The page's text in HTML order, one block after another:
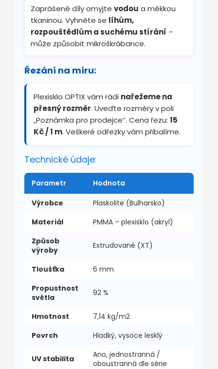
Zaprášené díly omyjte vodou a měkkou
tkaninou. Vyhněte se líhům,
rozpouštědlům a suchému stírání –
může způsobit mikroškrábance.
Řezání na míru:
Plexisklo OPTIX vám rádi nařežeme na
přesný rozměr. Uveďte rozměry v poli
„Poznámka pro prodejce“. Cena řezu: 15
Kč / 1 m. Veškeré odřezky vám přibalíme.
Technické údaje:
Parametr Hodnota
Výrobce
Plaskolite (Bulharsko)
Materiál
PMMA – plexisklo (akryl)
Způsob
výroby
Extrudované (XT)
Tloušťka
6 mm
Propustnost
světla
92 %
Hmotnost
7,14 kg/m2
Povrch
Hladký, vysoce lesklý
UV stabilita
Ano, jednostranná /
oboustranná dle série